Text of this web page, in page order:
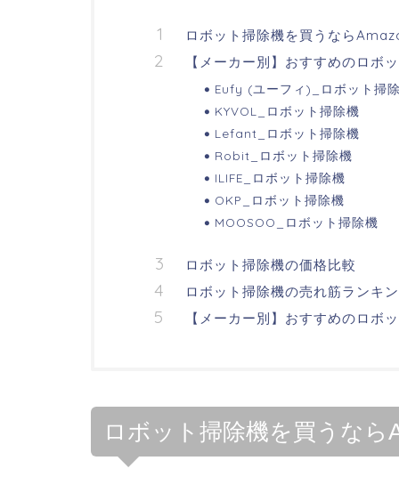
ロボット掃除機を買うなら
【メーカー別】おすすめのロボ
Eufy (ユーフィ)_ロボット掃
KYVOL_ロボット掃除機
Lefant_ロボット掃除機
Robit_ロボット掃除機
ILIFE_ロボット掃除機
OKP_ロボット掃除機
MOOSOO_ロボット掃除機
ロボット掃除機の価格比較
ロボット掃除機の売れ筋ランキ
【メーカー別】おすすめのロ
ロボット掃除機を買うな